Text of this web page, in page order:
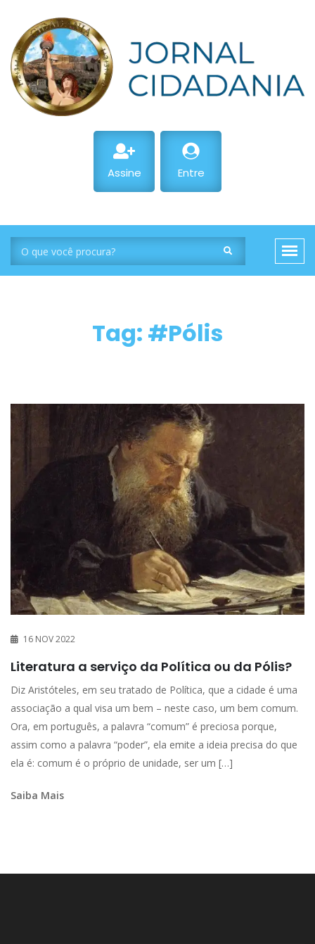
Assine Entre
Tag: #Pólis
16 NOV 2022
Literatura a serviço da Política ou da Pólis?
Diz Aristóteles, em seu tratado de Política, que a cidade é uma
associação a qual visa um bem – neste caso, um bem comum.
Ora, em português, a palavra “comum” é preciosa porque,
assim como a palavra “poder”, ela emite a ideia precisa do que
ela é: comum é o próprio de unidade, ser um […]
Saiba Mais